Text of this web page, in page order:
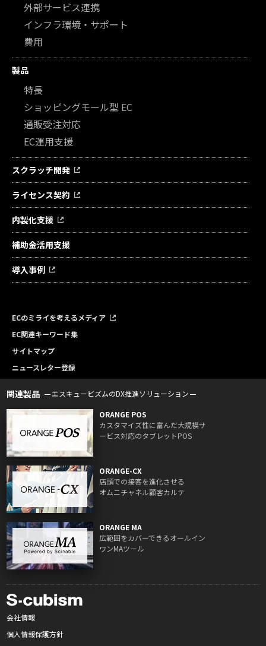
外部サービス連携
インフラ環境・サポート
費用
製品
特長
ショッピングモール型 EC
通販受注対応
EC運用支援
スクラッチ開発
ライセンス契約
内製化支援
補助金活用支援
導入事例
ECのミライを考えるメディア
EC関連キーワード集
サイトマップ
ニュースレター登録
関連製品 エスキュービズムのDX推進ソリューション
ORANGE POS
カスタマイズ性に富んだ大規模サ
ービス対応のタブレットPOS
ORANGE-CX
店頭での接客を進化させる
オムニチャネル顧客カルテ
ORANGE MA
広範囲をカバーできるオールイン
ワンMAツール
会社情報
個人情報保護方針